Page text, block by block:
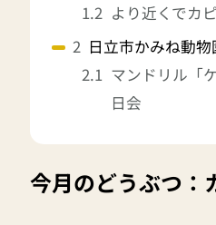
より近くでカ
日立市かみね動
マンドリル「
日会
今月のどうぶつ：